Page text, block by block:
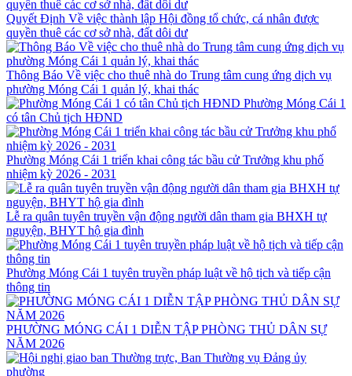
Quyết Định Về việc thành lập Hội đồng tổ chức, cá nhân được
quyền thuê các cơ sở nhà, đất dôi dư
Thông Báo Về việc cho thuê nhà do Trung tâm cung ứng dịch vụ
phường Móng Cái 1 quản lý, khai thác
Phường Móng Cái 1
có tân Chủ tịch HĐND
Phường Móng Cái 1 triển khai công tác bầu cử Trưởng khu phố
nhiệm kỳ 2026 - 2031
Lễ ra quân tuyên truyền vận động người dân tham gia BHXH tự
nguyện, BHYT hộ gia đình
Phường Móng Cái 1 tuyên truyền pháp luật về hộ tịch và tiếp cận
thông tin
PHƯỜNG MÓNG CÁI 1 DIỄN TẬP PHÒNG THỦ DÂN SỰ
NĂM 2026